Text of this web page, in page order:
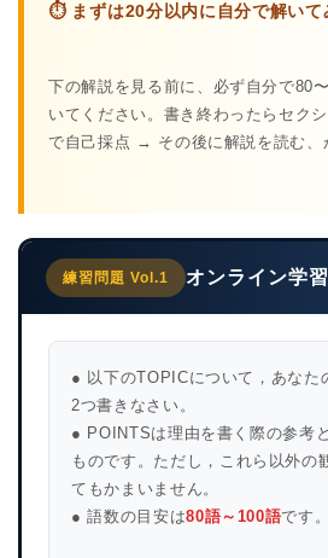
⏱ まずは20分以内に自分で解いて
下の解説を見る前に、必ず自分で80
いてください。書き終わったらセク
で自己採点 → その後に解説を読む、
練習問題 Vol.1 オンライン学
● 以下のTOPICについて，あなた
2つ書きなさい。
● POINTSは理由を書く際の参考
ものです。ただし，これら以外の
てもかまいません。
● 語数の目安は80語～100語です。